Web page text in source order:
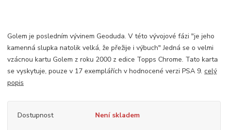
Golem je posledním vývinem Geoduda. V této vývojové fázi "je jeho
kamenná slupka natolik velká, že přežije i výbuch" Jedná se o velmi
vzácnou kartu Golem z roku 2000 z edice Topps Chrome. Tato karta
se vyskytuje, pouze v 17 exemplářích v hodnocené verzi PSA 9. celý
popis
Dostupnost Není skladem